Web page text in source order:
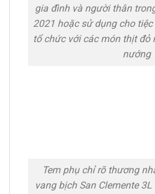
gia đình và người thân
2021 hoặc sử dụng cho
tổ chức với các món thịt đỏ
nướng
Tem phụ chỉ rõ thương
vang bịch San Clemente